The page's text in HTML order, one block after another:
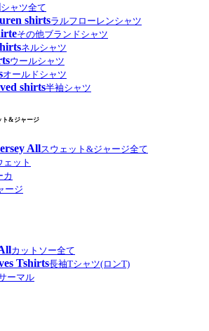
シャツ全て
shirtsラルフローレンシャツ
その他ブランドシャツ
ネルシャツ
ウールシャツ
オールドシャツ
shirts半袖シャツ
ト&ジャージ
Allスウェット&ジャージ全て
ェット
カ
ージ
カットソー全て
Tshirts長袖Tシャツ(ロンT)
ーマル